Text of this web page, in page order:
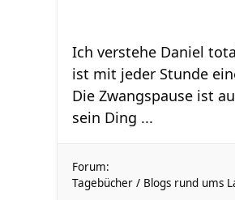
Ich verstehe Daniel
ist mit jeder Stunde
Die Zwangspause ist
sein Ding ...
Forum:
Tagebücher / Blogs rund ums